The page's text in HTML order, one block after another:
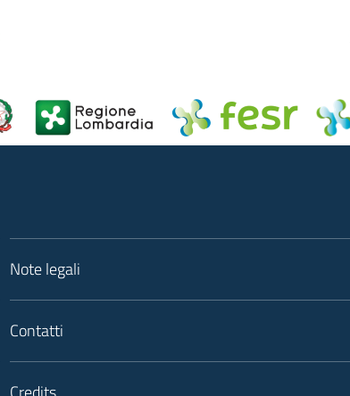
Note legali
Contatti